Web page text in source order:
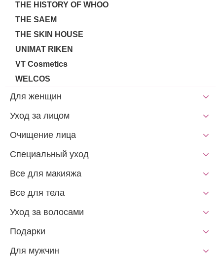
THE HISTORY OF WHOO
THE SAEM
THE SKIN HOUSE
UNIMAT RIKEN
VT Cosmetics
WELCOS
Для женщин
Уход за лицом
Очищение лица
Специальный уход
Все для макияжа
Все для тела
Уход за волосами
Подарки
Для мужчин